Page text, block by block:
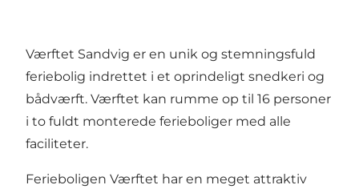
Værftet Sandvig er en unik og stemningsfuld
feriebolig indrettet i et oprindeligt snedkeri og
bådværft. Værftet kan rumme op til 16 personer
i to fuldt monterede ferieboliger med alle
faciliteter.
Ferieboligen Værftet har en meget attraktiv